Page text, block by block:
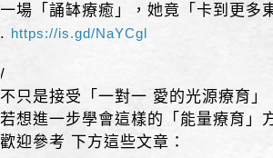
一場「誦缽療癒」，她竟「卡到更多
. https://is.gd/NaYCgl
/
不只是接受「一對一 愛的光源療育」
若想進一步學會這樣的「能量療育」
歡迎參考 下方這些文章：